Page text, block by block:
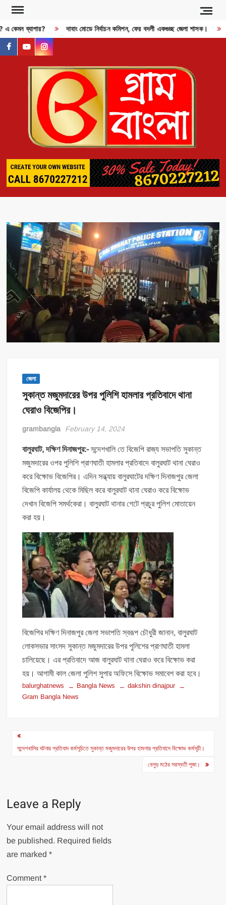
Skip
content
এ কেমন ব্যাপার? দাবাং মোডে নির্বাচন কমিশন, ফের বদলী একগুচ্ছ জেলা শাসক।
facebook
youtubeinstagram
জেলা
সুকান্ত মজুমদারের উপর পুলিশি হামলার প্রতিবাদে থানা
ঘেরাও বিজেপির।
grambangla February 14, 2024
বালুরঘাট,দক্ষিণ দিনাজপুর:-সন্দেশখালি তে বিজেপি রাজ্য সভাপতি সুকান্ত
মজুমদারের ওপর পুলিশি প্রাণঘাতী হামলার প্রতিবাদে বালুরঘাট থানা ঘেরাও
করে বিক্ষোভ বিজেপির। এদিন সন্ধ্যায় বালুরঘাটের দক্ষিণ দিনাজপুর জেলা
বিজেপি কার্যালয় থেকে মিছিল করে বালুরঘাট থানা ঘেরাও করে বিক্ষোভ
দেখান বিজেপি সমর্থকেরা। বালুরঘাট থানার গেটে প্রচুর পুলিশ মোতায়েন
করা হয়।
বিজেপির দক্ষিণ দিনাজপুর জেলা সভাপতি স্বরূপ চৌধুরী জানান, বালুরঘাট
লোকসভার সাংসদ সুকান্ত মজুমদারের উপর পুলিশের প্রাণঘাতী হামলা
চালিয়েছে। এর প্রতিবাদে আজ বালুরঘাট থানা ঘেরাও করে বিক্ষোভ করা
হয়। আগামী কাল জেলা পুলিশ সুপার অফিসে বিক্ষোভ সমাবেশ করা হবে।
balurghatnews Bangla News
dakshin dinajpur
Gram Bangla News
Post
navigation
সন্দেশখালির ঘটনার প্রতিবাদ কর্মসূচিতে সুকান্ত মজুমদারের উপর হামলার প্রতিবাদে বিক্ষোভ কর্মসূচী।
বেলুড় মঠের সরস্বতী পূজা।
Leave a Reply
Your email address will not
be published. Required fields
are marked*
Comment*